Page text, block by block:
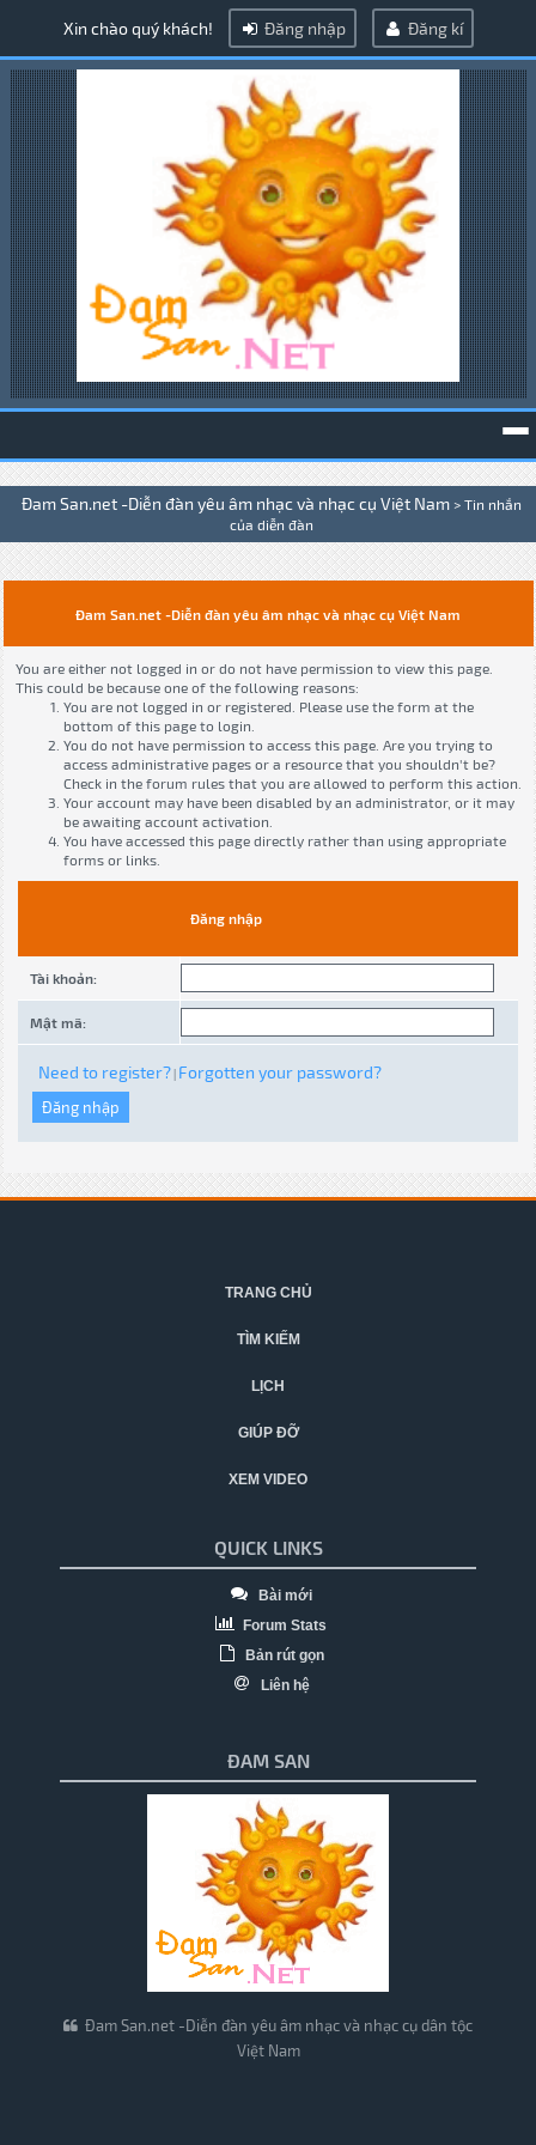
Xin chào quý khách! Đăng nhập Đăng kí
Đam San.net -Diễn đàn yêu âm nhạc và nhạc cụ Việt Nam > Tin nhắn
của diễn đàn
Đam San.net -Diễn đàn yêu âm nhạc và nhạc cụ Việt Nam
You are either not logged in or do not have permission to view this page.
This could be because one of the following reasons:
You are not logged in or registered. Please use the form at the
bottom of this page to login.
You do not have permission to access this page. Are you trying to
access administrative pages or a resource that you shouldn't be?
Check in the forum rules that you are allowed to perform this action.
Your account may have been disabled by an administrator, or it may
be awaiting account activation.
You have accessed this page directly rather than using appropriate
forms or links.
Đăng nhập
Tài khoản:
Mật mã:
Need to register? Forgotten your password?
TRANG CHỦ
TÌM KIẾM
LỊCH
GIÚP ĐỠ
XEM VIDEO
QUICK LINKS
Bài mới
Forum Stats
Bản rút gọn
Liên hệ
ĐAM SAN
Đam San.net -Diễn đàn yêu âm nhạc và nhạc cụ dân tộc
Việt Nam